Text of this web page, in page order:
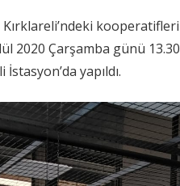
2020 Çarşamba günü
yapıldı.